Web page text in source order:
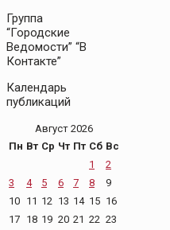
Группа
“Городские
Ведомости” “В
Контакте”
Календарь
публикаций
Август 2026
Пн Вт Ср Чт Пт Сб Вс
1
2
3
4 5 6 7 8
9
10 11 12 13 14 15 16
17 18 19 20 21 22 23